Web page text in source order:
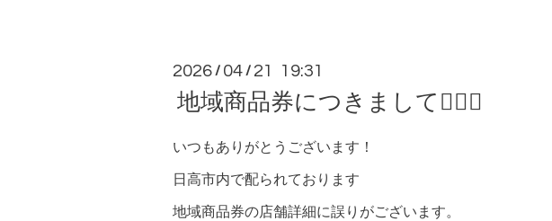
2026 / 04 / 21 19:31
地域商品券につきまして🙇🏻‍♀️
いつもありがとうございます！
日高市内で配られております
地域商品券の店舗詳細に誤りがございます。